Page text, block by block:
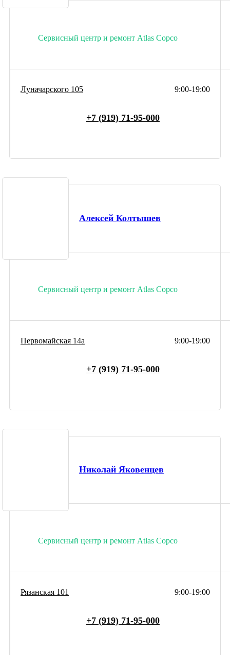
Сервисный центр и ремонт Atlas Copco
9:00-19:00
Луначарского 105
+7 (919) 71-95-000
Алексей Колтышев
Сервисный центр и ремонт Atlas Copco
9:00-19:00
Первомайская 14а
+7 (919) 71-95-000
Николай Яковенцев
Сервисный центр и ремонт Atlas Copco
9:00-19:00
Рязанская 101
+7 (919) 71-95-000